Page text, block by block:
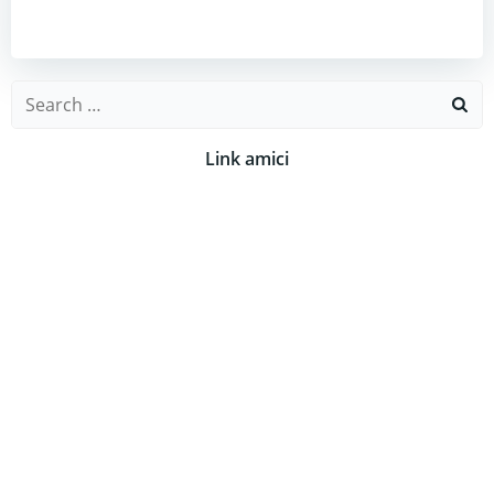
Search
Link amici